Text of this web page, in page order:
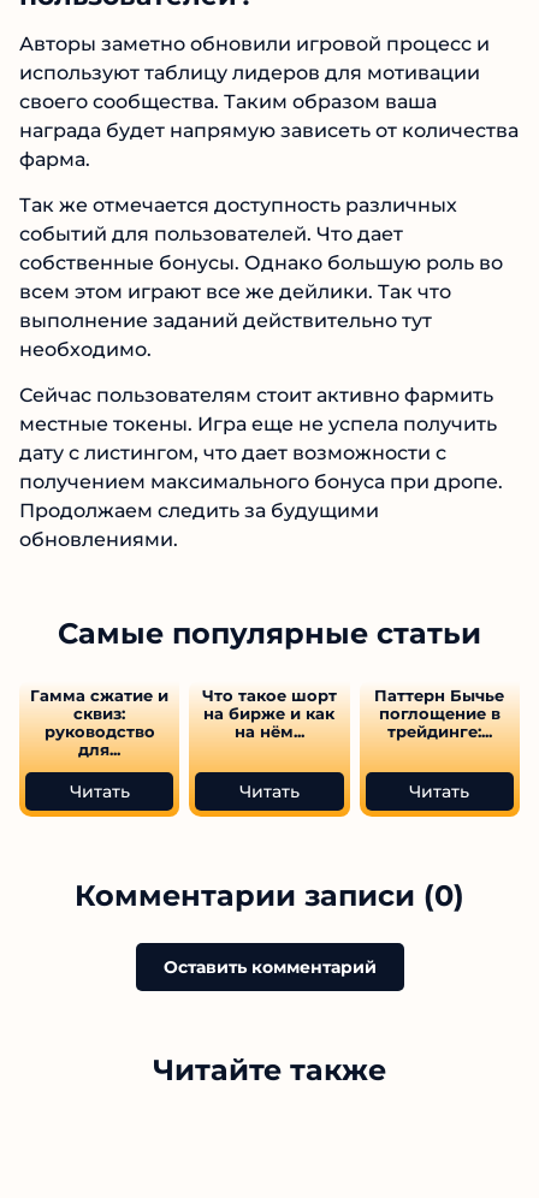
Авторы заметно обновили игровой процесс и
используют таблицу лидеров для мотивации
своего сообщества. Таким образом ваша
награда будет напрямую зависеть от количества
фарма.
Так же отмечается доступность различных
событий для пользователей. Что дает
собственные бонусы. Однако большую роль во
всем этом играют все же дейлики. Так что
выполнение заданий действительно тут
необходимо.
Сейчас пользователям стоит активно фармить
местные токены. Игра еще не успела получить
дату с листингом, что дает возможности с
получением максимального бонуса при дропе.
Продолжаем следить за будущими
обновлениями.
Самые популярные статьи
Гамма сжатие и
сквиз:
руководство
для...
Читать
Что такое шорт
на бирже и как
на нём...
Читать
Паттерн Бычье
поглощение в
трейдинге:...
Читать
Комментарии записи (0)
Оставить комментарий
Читайте также